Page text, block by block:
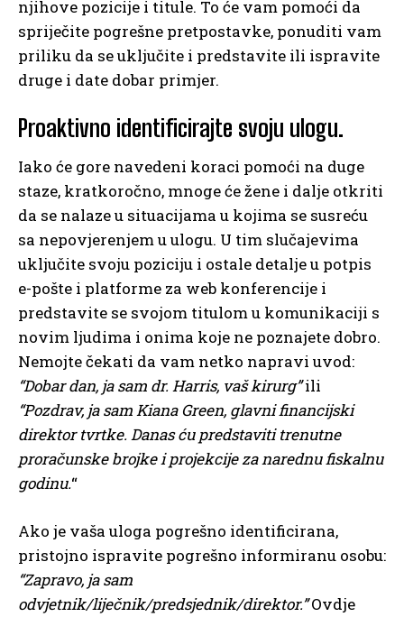
njihove pozicije i titule. To će vam pomoći da
spriječite pogrešne pretpostavke, ponuditi vam
priliku da se uključite i predstavite ili ispravite
druge i date dobar primjer.
Proaktivno identificirajte svoju ulogu.
Iako će gore navedeni koraci pomoći na duge
staze, kratkoročno, mnoge će žene i dalje otkriti
da se nalaze u situacijama u kojima se susreću
sa nepovjerenjem u ulogu. U tim slučajevima
uključite svoju poziciju i ostale detalje u potpis
e-pošte i platforme za web konferencije i
predstavite se svojom titulom u komunikaciji s
novim ljudima i onima koje ne poznajete dobro.
Nemojte čekati da vam netko napravi uvod:
“Dobar dan, ja sam dr. Harris, vaš kirurg”ili
“Pozdrav, ja sam Kiana Green, glavni financijski
direktor tvrtke. Danas ću predstaviti trenutne
proračunske brojke i projekcije za narednu fiskalnu
godinu.“
Ako je vaša uloga pogrešno identificirana,
pristojno ispravite pogrešno informiranu osobu:
“Zapravo, ja sam
odvjetnik/liječnik/predsjednik/direktor.”Ovdje